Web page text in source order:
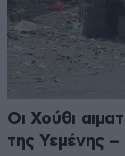
Οι Χούθι
της Υεμένης –